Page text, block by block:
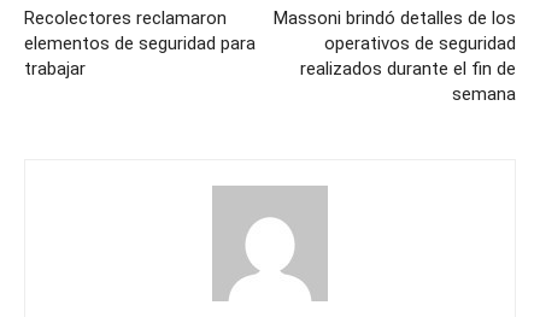
Recolectores reclamaron
elementos de seguridad para
trabajar
Massoni brindó detalles de los
operativos de seguridad
realizados durante el fin de
semana